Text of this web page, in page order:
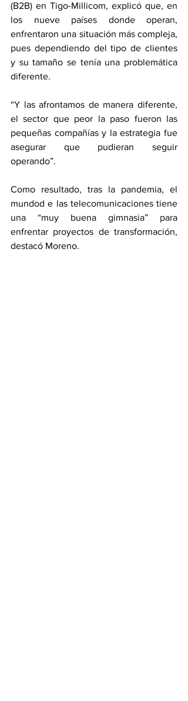
(B2B) en Tigo-Millicom, explicó que, en
los nueve países donde operan,
enfrentaron una situación más compleja,
pues dependiendo del tipo de clientes
y su tamaño se tenía una problemática
diferente.
“Y las afrontamos de manera diferente,
el sector que peor la paso fueron las
pequeñas compañías y la estrategia fue
asegurar que pudieran seguir
operando”.
Como resultado, tras la pandemia, el
mundod e las telecomunicaciones tiene
una “muy buena gimnasia” para
enfrentar proyectos de transformación,
destacó Moreno.